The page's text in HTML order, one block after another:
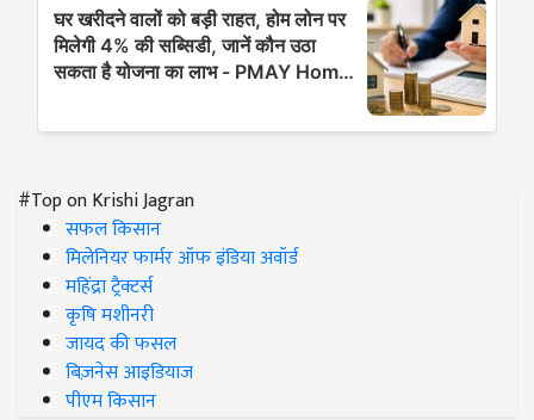
#Top on Krishi Jagran
सफल किसान
मिलेनियर फार्मर ऑफ इंडिया अवॉर्ड
महिंद्रा ट्रैक्टर्स
कृषि मशीनरी
जायद की फसल
बिज़नेस आइडियाज
पीएम किसान